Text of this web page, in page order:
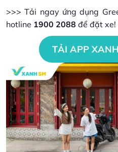
>>> Tải ngay ứng dụng
hotline 1900 2088 để đặt xe!
TẢI APP